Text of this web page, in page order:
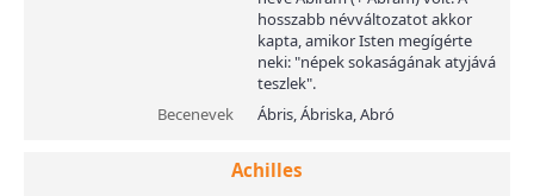
hosszabb névváltozatot akkor
kapta, amikor Isten megígérte
neki: "népek sokaságának atyjává
teszlek".
Becenevek
Ábris, Ábriska, Abró
Achilles